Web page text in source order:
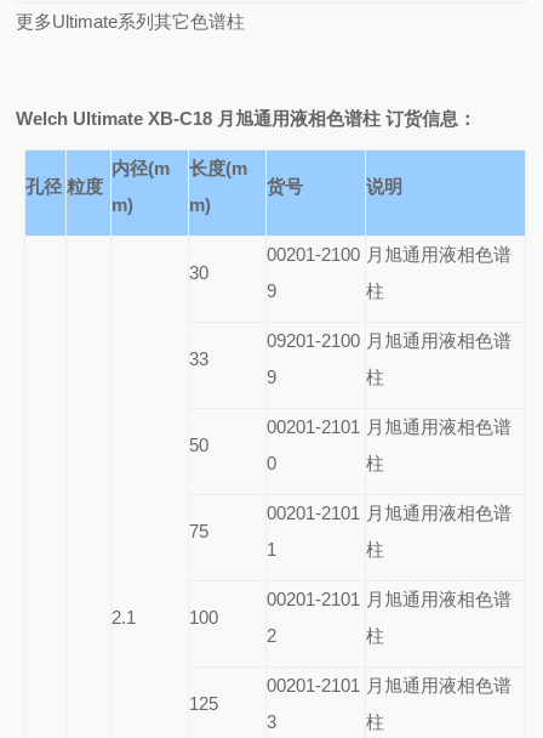
更多Ultimate系列其它色谱柱
Welch Ultimate XB-C18 月旭通用液相色谱柱 订货信息：
孔径 粒度
内径(m
m)
长度(m
m)
货号 说明
2.1
30
00201-2100
9
月旭通用液相色谱
柱
33
09201-2100
9
月旭通用液相色谱
柱
50
00201-2101
0
月旭通用液相色谱
柱
75
00201-2101
1
月旭通用液相色谱
柱
100
00201-2101
2
月旭通用液相色谱
柱
125
00201-2101
3
月旭通用液相色谱
柱